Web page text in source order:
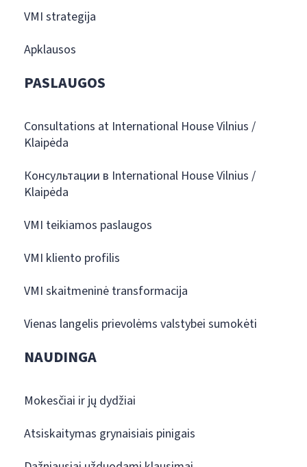
VMI strategija
Apklausos
PASLAUGOS
Consultations at International House Vilnius /
Klaipėda
Консультации в International House Vilnius /
Klaipėda
VMI teikiamos paslaugos
VMI kliento profilis
VMI skaitmeninė transformacija
Vienas langelis prievolėms valstybei sumokėti
NAUDINGA
Mokesčiai ir jų dydžiai
Atsiskaitymas grynaisiais pinigais